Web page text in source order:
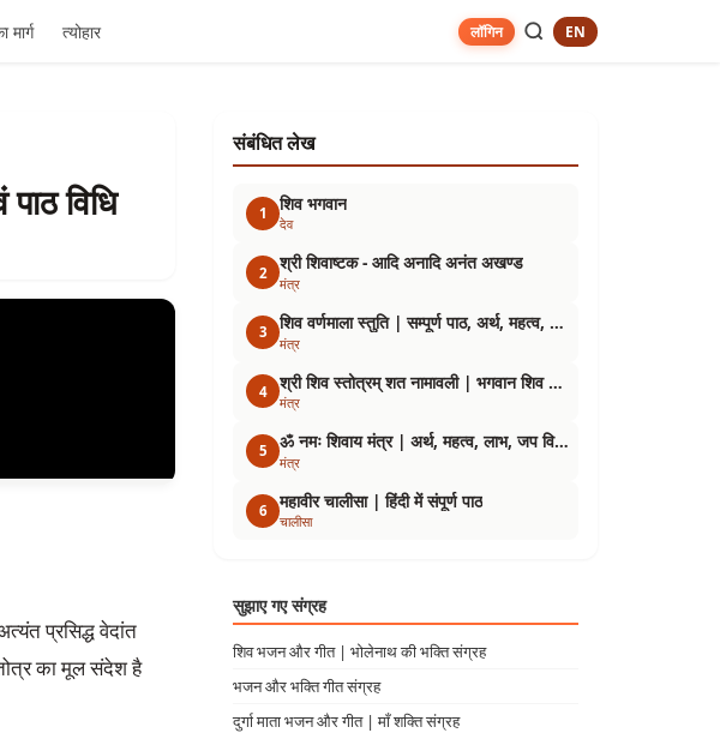
मार्ग त्योहार लॉगिन EN
विधि
प्रसिद्ध वेदांत
का मूल संदेश है
संबंधित लेख
1 शिव भगवान
देव
2 श्री शिवाष्टक - आदि अनादि अनंत अखण्ड
मंत्र
3 शिव वर्णमाला स्तुति | सम्पूर्ण पाठ, अर्थ, महत्व, लाभ एवं पाठ विधि
मंत्र
4 श्री शिव स्तोत्रम् शत नामावली | भगवान शिव के 108 पवित्र नाम, अर्थ, महत्व एवं पाठ विधि
मंत्र
5 ॐ नमः शिवाय मंत्र | अर्थ, महत्व, लाभ, जप विधि एवं आध्यात्मिक रहस्य
मंत्र
6 महावीर चालीसा | हिंदी में संपूर्ण पाठ
चालीसा
सुझाए गए संग्रह
शिव भजन और गीत | भोलेनाथ की भक्ति संग्रह
भजन और भक्ति गीत संग्रह
दुर्गा माता भजन और गीत | माँ शक्ति संग्रह